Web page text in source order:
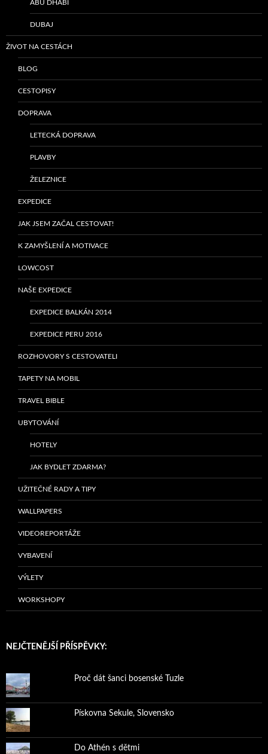
ABÚ DHABÍ
DUBAJ
ŽIVOT NA CESTÁCH
BLOG
CESTOPISY
DOPRAVA
LETECKÁ DOPRAVA
PLAVBY
ŽELEZNICE
EXPEDICE
JAK JSEM ZAČAL CESTOVAT!
K ZAMYŠLENÍ A MOTIVACE
LOWCOST
NAŠE EXPEDICE
EXPEDICE BALKÁN 2014
EXPEDICE PERU 2016
ROZHOVORY S CESTOVATELI
TAPETY NA MOBIL
TRAVEL BIBLE
UBYTOVÁNÍ
HOTELY
JAK BYDLET ZDARMA?
UŽITEČNÉ RADY A TIPY
WALLPAPERS
VIDEOREPORTÁŽE
VYBAVENÍ
VÝLETY
WORKSHOPY
NEJČTENĚJŠÍ PŘÍSPĚVKY:
Proč dát šanci bosenské Tuzle
Pískovna Sekule, Slovensko
Do Athén s dětmi